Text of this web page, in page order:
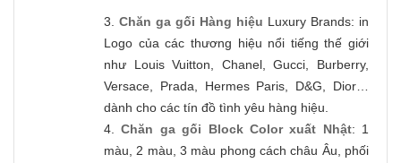
3. Chăn ga gối Hàng hiệu Luxury Brands: in
Logo của các thương hiệu nổi tiếng thế giới
như Louis Vuitton, Chanel, Gucci, Burberry,
Versace, Prada, Hermes Paris, D&G, Dior…
dành cho các tín đồ tình yêu hàng hiệu.
4.Chăn ga gối Block Color xuất Nhật: 1
màu, 2 màu, 3 màu phong cách châu Âu, phối